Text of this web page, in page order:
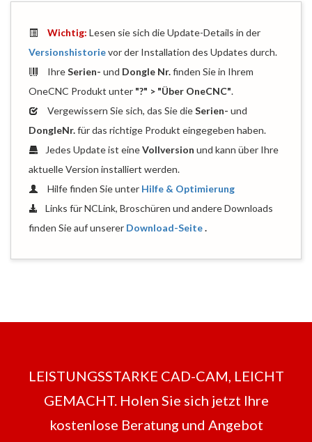
Wichtig: Lesen sie sich die Update-Details in der
Versionshistorievor der Installation des Updates durch.
IhreSerien- und Dongle Nr.finden Sie in Ihrem
OneCNC Produkt unter "?" > "Über OneCNC".
Vergewissern Sie sich, das Sie dieSerien- und
DongleNr.für das richtige Produkt eingegeben haben.
Jedes Update ist eineVollversion und kann über Ihre
aktuelle Version installiert werden.
Hilfe finden Sie unter Hilfe & Optimierung
Links für NCLink, Broschüren und andere Downloads
finden Sie auf unserer Download-Seite.
LEISTUNGSSTARKE CAD-CAM, LEICHT
GEMACHT. Holen Sie sich jetzt Ihre
kostenlose Beratung und Angebot